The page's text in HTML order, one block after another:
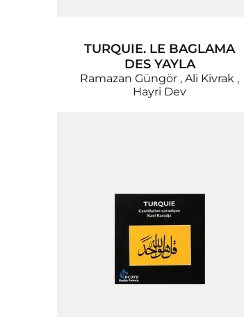
TURQUIE. LE BAGLAMA
DES YAYLA
Ramazan Güngör , Ali Kivrak ,
Hayri Dev